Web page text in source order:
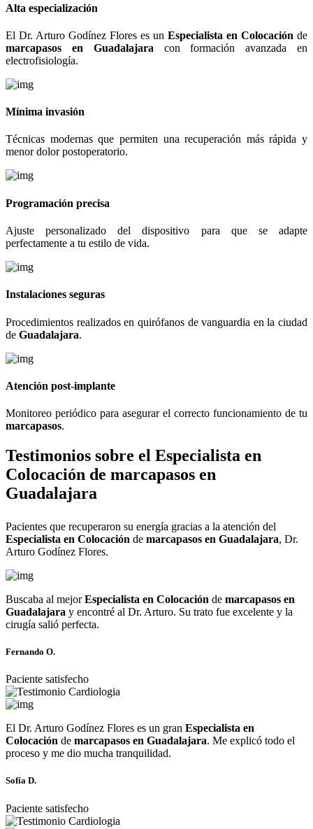
Alta especialización
El Dr. Arturo Godínez Flores es un Especialista en Colocación de
marcapasos en Guadalajara con formación avanzada en
electrofisiología.
Mínima invasión
Técnicas modernas que permiten una recuperación más rápida y
menor dolor postoperatorio.
Programación precisa
Ajuste personalizado del dispositivo para que se adapte
perfectamente a tu estilo de vida.
Instalaciones seguras
Procedimientos realizados en quirófanos de vanguardia en la ciudad
de Guadalajara.
Atención post-implante
Monitoreo periódico para asegurar el correcto funcionamiento de tu
marcapasos.
Testimonios sobre el Especialista en
Colocación de marcapasos en
Guadalajara
Pacientes que recuperaron su energía gracias a la atención del
Especialista en Colocación de marcapasos en Guadalajara, Dr.
Arturo Godínez Flores.
Buscaba al mejorEspecialista en Colocación de marcapasos en
Guadalajara y encontré al Dr. Arturo. Su trato fue excelente y la
cirugía salió perfecta.
Fernando O.
Paciente satisfecho
El Dr. Arturo Godínez Flores es un gran Especialista en
Colocación de marcapasos en Guadalajara. Me explicó todo el
proceso y me dio mucha tranquilidad.
Sofía D.
Paciente satisfecho